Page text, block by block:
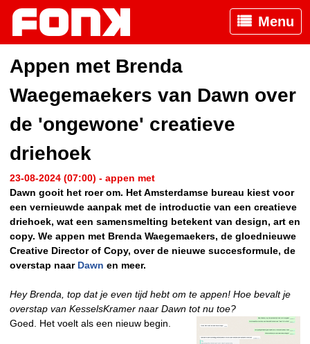
Menu
Appen met Brenda
Waegemaekers van Dawn over
de 'ongewone' creatieve
driehoek
23-08-2024 (07:00) - appen met
Dawn gooit het roer om. Het Amsterdamse bureau kiest voor
een vernieuwde aanpak met de introductie van een creatieve
driehoek, wat een samensmelting betekent van design, art en
copy. We appen met Brenda Waegemaekers, de gloednieuwe
Creative Director of Copy, over de nieuwe succesformule, de
overstap naar Dawn en meer.
Hey Brenda, top dat je even tijd hebt om te appen! Hoe bevalt je
overstap van KesselsKramer naar Dawn tot nu toe?
Goed. Het voelt als een nieuw begin.